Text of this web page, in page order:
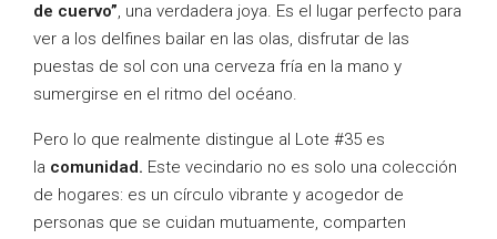
de cuervo”, una verdadera joya. Es el lugar perfecto para
ver a los delfines bailar en las olas, disfrutar de las
puestas de sol con una cerveza fría en la mano y
sumergirse en el ritmo del océano.
Pero lo que realmente distingue al Lote #35 es
la comunidad. Este vecindario no es solo una colección
de hogares: es un círculo vibrante y acogedor de
personas que se cuidan mutuamente, comparten